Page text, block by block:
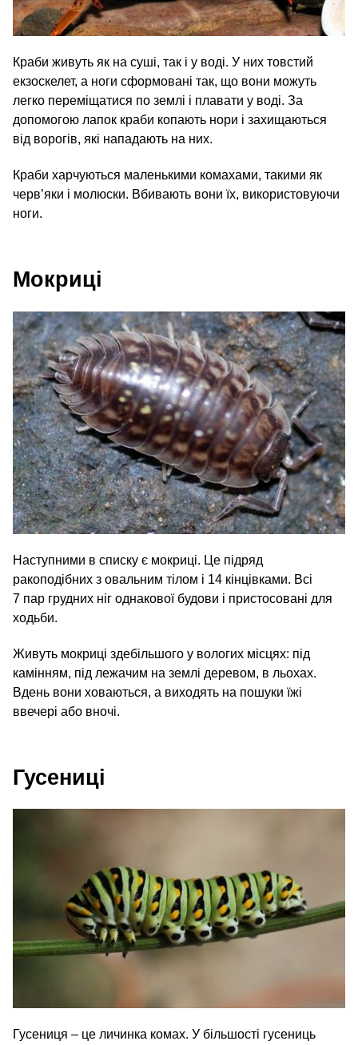
Краби живуть як на суші, так і у воді. У них товстий
екзоскелет, а ноги сформовані так, що вони можуть
легко переміщатися по землі і плавати у воді. За
допомогою лапок краби копають нори і захищаються
від ворогів, які нападають на них.
Краби харчуються маленькими комахами, такими як
черв’яки і молюски. Вбивають вони їх, використовуючи
ноги.
Мокриці
Наступними в списку є мокриці. Це підряд
ракоподібних з овальним тілом і 14 кінцівками. Всі
7 пар грудних ніг однакової будови і пристосовані для
ходьби.
Живуть мокриці здебільшого у вологих місцях: під
камінням, під лежачим на землі деревом, в льохах.
Вдень вони ховаються, а виходять на пошуки їжі
ввечері або вночі.
Гусениці
Гусениця – це личинка комах. У більшості гусениць